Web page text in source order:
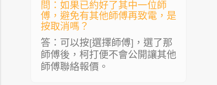
問：如果已約好了其中一位師
傅，避免有其他師傅再致電，是
按取消嗎？
答：可以按[選擇師傅]，選了那
師傅後，柯打便不會公開讓其他
師傅聯絡報價。